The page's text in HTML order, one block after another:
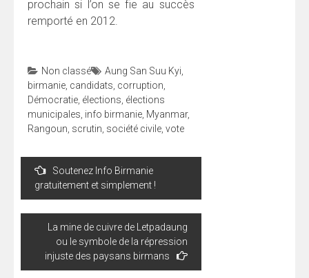
prochain si l’on se fie au succès
remporté en 2012.
Non classé Aung San Suu Kyi
birmanie candidats corruption
Démocratie élections élections
municipales info birmanie Myanmar,
Rangoun scrutin société civile vote
Navigation
l’article
Soutenez Info Birmanie
gratuitement et simplement !
La mine de cuivre de Letpadaung
ou le symbole de la répression
injuste des paysans birmans